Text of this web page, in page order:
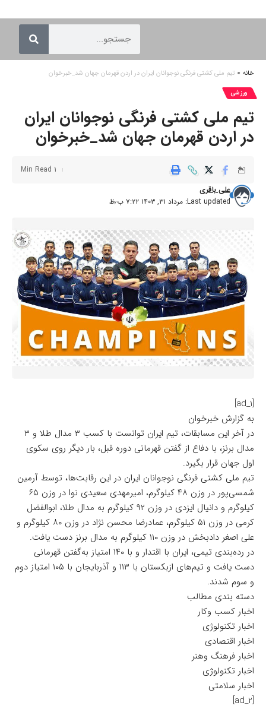
خانه » تیم ملی کشتی فرنگی نوجوانان ایران در اردن قهرمان جهان شد_خبرخوان
ورزشی
تیم ملی کشتی فرنگی نوجوانان ایران
در اردن قهرمان جهان شد_خبرخوان
Last updated: مرداد ۳۱, ۱۴۰۳ ۷:۲۲ ب٫ظ
علی باقری
1 Min Read
[ad_1]
به گزارش خبرخوان
در آخر این مسابقات، تیم ایران توانست با کسب ۳ مدال طلا و ۳
مدال برنز، با دفاع از گفتن قهرمانی دوره قبل، بار دیگر روی سکوی
اول جهان قرار بگیرد.
تیم ملی کشتی فرنگی نوجوانان ایران در این رقابت‌ها، توسط آرمین
شمسی‌پور در وزن ۴۸ کیلوگرم، امیرمهدی سعیدی نوا در وزن ۶۵
کیلوگرم و دانیال ایزدی در وزن ۹۲ کیلوگرم به مدال طلا، ابوالفضل
کرمی در وزن ۵۱ کیلوگرم، عمادرضا محسن نژاد در وزن ۸۰ کیلوگرم و
علی اصغر دادبخش در وزن ۱۱۰ کیلوگرم به مدال برنز دست یافت.
در رده‌بندی تیمی، ایران با اقتدار و با ۱۴۰ امتیاز به‌گفتن قهرمانی
دست یافت و تیم‌های ازبکستان با ۱۱۳ و آذربایجان با ۱۰۵ امتیاز دوم
و سوم شدند.
دسته بندی مطالب
اخبار کسب وکار
اخبار تکنولوژی
اخبار اقتصادی
اخبار فرهنگ وهنر
اخبار تکنولوژی
اخبار سلامتی
[ad_2]